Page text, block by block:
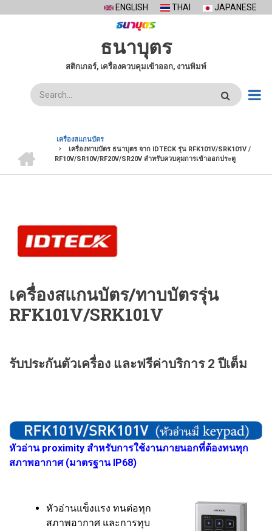
ENGLISH THAI JAPANESE
ธนาบุตร
สติกเกอร์, เครื่องควบคุมเข้าออก, งานพิมพ์
ค้นหา
BREADCRUMB
แรก
เครื่องสแกนบัตร
เครื่องทาบบัตร ธนาบุตร จาก IDTECK รุ่น RFK101V/SRK101V /
RF10V/SR10V/RF20V/SR20V สำหรับควบคุมการเข้าออกประตู
เครื่องสแกนบัตร/ทาบบัตรรุ่น
RFK101V/SRK101V
รับประกันตัวเครื่อง และฟรีค่าบริการ 2 ปีเต็ม
หัวอ่าน proximity สำหรับการใช้งานภายนอกที่ต้องทนทุก
สภาพอากาศ (มาตรฐาน IP68)
หัวอ่านแข็งแรง ทนต่อทุก
สภาพอากาศ และการทุบ